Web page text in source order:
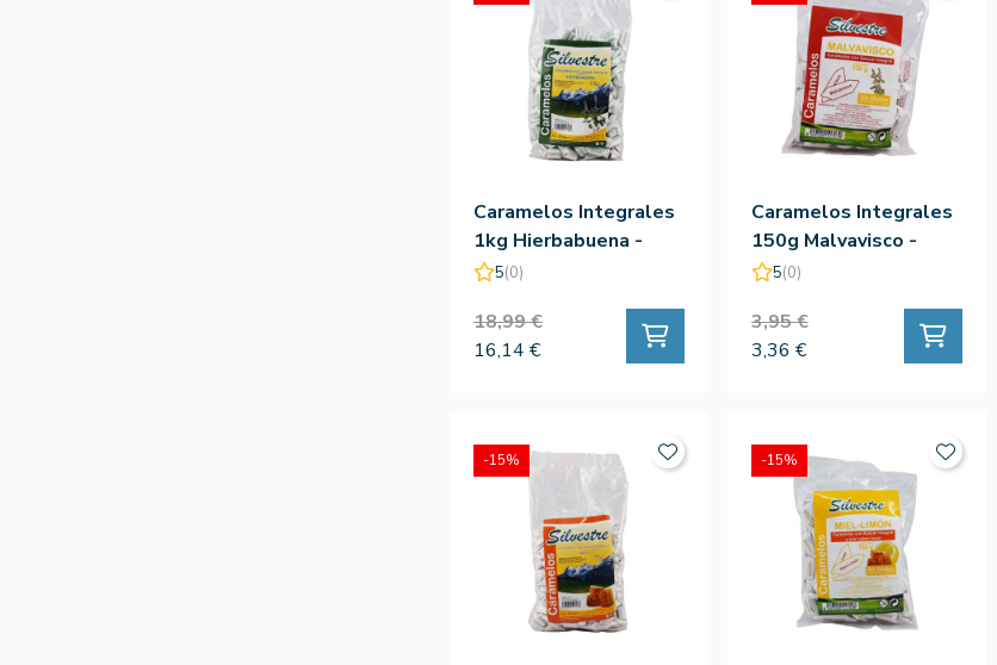
Caramelos Integrales
1kg Hierbabuena -
Silvestre
5(0)
18,99 €
16,14 €
Caramelos Integrales
150g Malvavisco -
Silvestre
5(0)
3,95 €
3,36 €
-15% -15%